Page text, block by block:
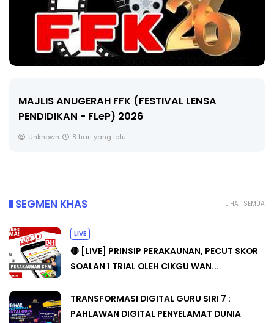
MAJLIS ANUGERAH FFK (FESTIVAL LENSA
PENDIDIKAN - FLeP) 2026
Unknown 8 hari yang lalu
LIHAT SEMUA
SEGMEN KHAS
LIVE
🔴 [LIVE] PRINSIP PERAKAUNAN, PECUT SKOR
SOALAN 1 TRIAL OLEH CIKGU WAN...
TRANSFORMASI DIGITAL GURU SIRI 7 :
PAHLAWAN DIGITAL PENYELAMAT DUNIA